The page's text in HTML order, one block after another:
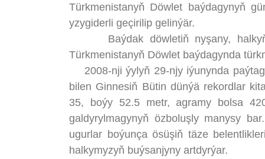
Türkmenistanyň Döwlet baýdagynyň
yzygiderli geçirilip gelinýär.
Baýdak döwletiň nyşany, halkyň
Türkmenistanyň Döwlet baýdagynda
2008-nji ýylyň 29-njy iýunynda
bilen Ginnesiň Bütin dünýä rekordlar
35, boýy 52.5 metr, agramy bolsa
galdyrylmagynyň özboluşly manysy
ugurlar boýunça ösüşiň täze
halkymyzyň buýsanjyny artdyrýar.